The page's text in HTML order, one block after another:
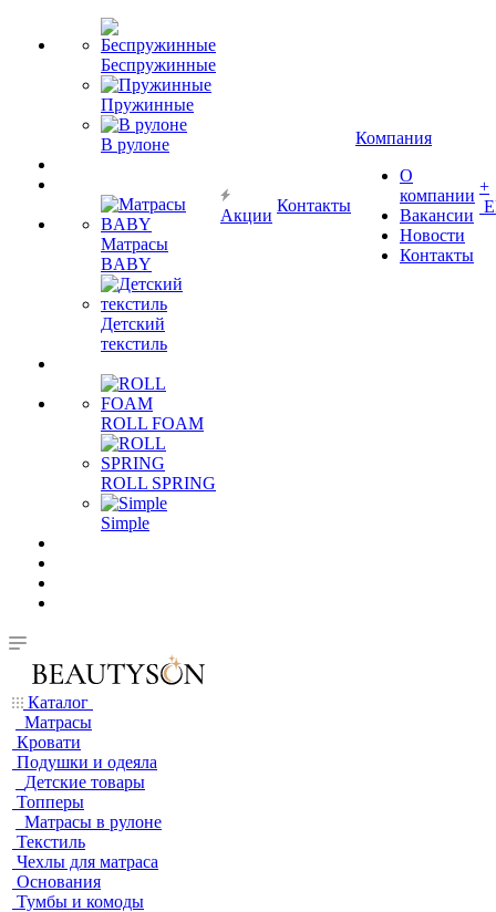
Беспружинные
Пружинные
В рулоне
Матрасы
BABY
Детский
текстиль
ROLL FOAM
ROLL SPRING
Simple
Акции
Контакты
Компания
О
компании
Вакансии
Новости
Контакты
+
Каталог
Матрасы
Кровати
Подушки и одеяла
Детские товары
Топперы
Матрасы в рулоне
Текстиль
Чехлы для матраса
Основания
Тумбы и комоды